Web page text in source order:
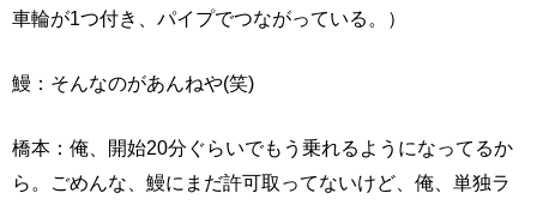
車輪が1つ付き、パイプでつながっている。）
鰻：そんなのがあんねや(笑)
橋本：俺、開始20分ぐらいでもう乗れるようになってるか
ら。ごめんな、鰻にまだ許可取ってないけど、俺、単独ラ